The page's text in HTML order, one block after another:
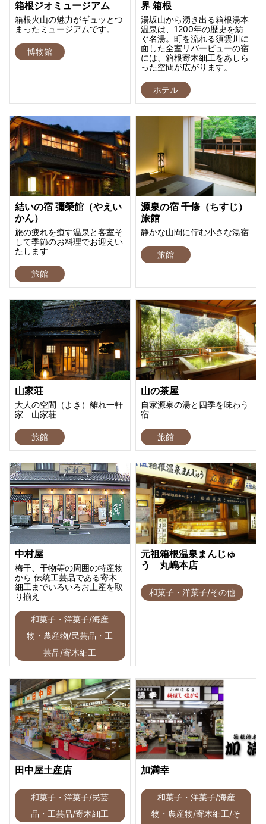
箱根ジオミュージアム
箱根火山の魅力がギュッとつ
まったミュージアムです。
博物館
界 箱根
湯坂山から湧き出る箱根湯本
温泉は、1200年の歴史を紡
ぐ名湯。町を流れる須雲川に
面した全室リバービューの宿
には、箱根寄木細工をあしら
った空間が広がります。
ホテル
結いの宿 彌榮館（やえい
かん）
旅の疲れを癒す温泉と客室そ
して季節のお料理でお迎えい
たします
旅館
源泉の宿 千條（ちすじ）
旅館
静かな山間に佇む小さな湯宿
旅館
山家荘
大人の空間（よき）離れ一軒
家 山家荘
旅館
山の茶屋
自家源泉の湯と四季を味わう
宿
旅館
中村屋
梅干、干物等の周囲の特産物
から 伝統工芸品である寄木
細工までいろいろお土産を取
り揃え
和菓子・洋菓子/海産
物・農産物/民芸品・工
芸品/寄木細工
元祖箱根温泉まんじゅ
う 丸嶋本店
和菓子・洋菓子/その他
田中屋土産店
和菓子・洋菓子/民芸
品・工芸品/寄木細工
加満幸
和菓子・洋菓子/海産
物・農産物/寄木細工/そ